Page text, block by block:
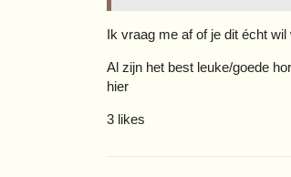
Ik vraag me af of je dit écht
Al zijn het best leuke/goede
hier
3 likes